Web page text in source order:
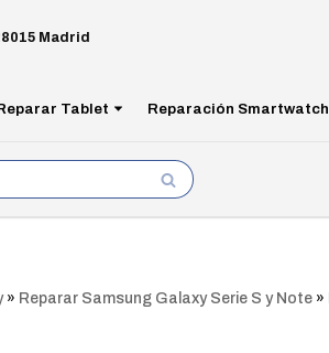
Madrid
Tablet Reparación Smartwatch
» Reparar Samsung Galaxy Serie S y Note »